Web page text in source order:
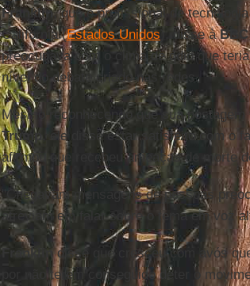
Franklin, que é profissional de
Califórnia (Estados Unidos ), disse àBBC
preocupava com o clima de ódio que
nível do debate criado nas redes.
Mesmo reconhecendo que sua
Trump
, ele disse estar satisfeito com o
afirmou que recebeu ameaças de morte
"Chegavam mensagens de pessoas
atreviam em falar sobre o tema em voz
Franklin disse que cresceu com avós
por não terem conseguido deter o